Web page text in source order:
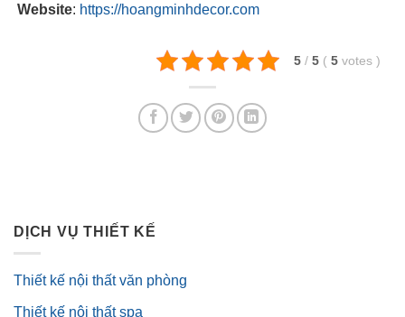
Website: https://hoangminhdecor.com
5 / 5 ( 5 votes )
DỊCH VỤ THIẾT KẾ
Thiết kế nội thất văn phòng
Thiết kế nội thất spa